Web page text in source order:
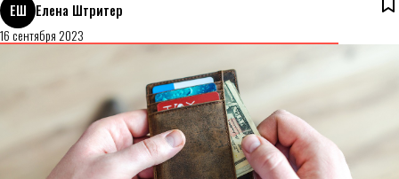
ЕШ Елена Штритер
16 сентября 2023